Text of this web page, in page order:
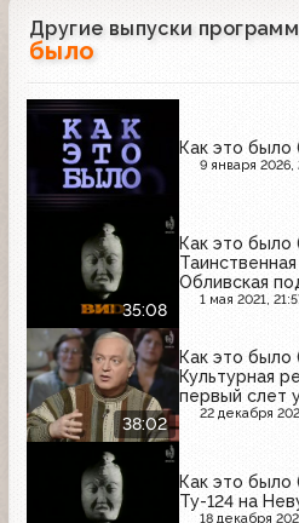
Другие выпуски
было
Как это
9 января 2026,
35:08
Как это было
Обливская
1 мая 2021,
38:02
Как это было
Культурная
первый слет
году
22 декабря
Как это было
Ту-124 на
18 декабря